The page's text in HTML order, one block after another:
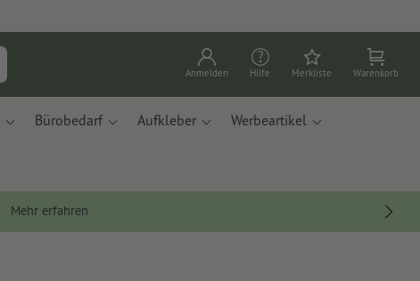
Anmelden Hilfe Merkliste Warenkorb
Bürobedarf Aufkleber Werbeartikel
Mehr erfahren